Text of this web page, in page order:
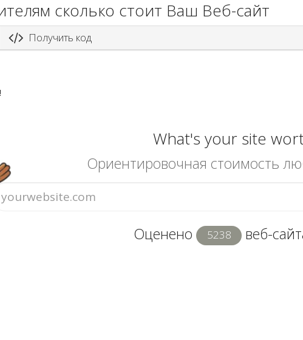
сколько стоит Ваш Веб-сайт
Получить код
!
What's your site
Ориентировочная стоимость
Оценено 5238 веб-